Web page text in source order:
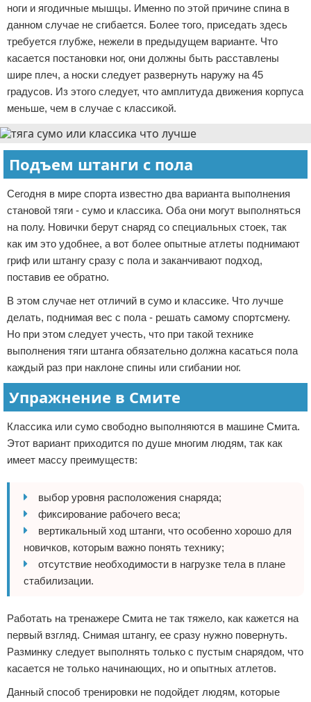
ноги и ягодичные мышцы. Именно по этой причине спина в
данном случае не сгибается. Более того, приседать здесь
требуется глубже, нежели в предыдущем варианте. Что
касается постановки ног, они должны быть расставлены
шире плеч, а носки следует развернуть наружу на 45
градусов. Из этого следует, что амплитуда движения корпуса
меньше, чем в случае с классикой.
Подъем штанги с пола
Сегодня в мире спорта известно два варианта выполнения
становой тяги - сумо и классика. Оба они могут выполняться
на полу. Новички берут снаряд со специальных стоек, так
как им это удобнее, а вот более опытные атлеты поднимают
гриф или штангу сразу с пола и заканчивают подход,
поставив ее обратно.
В этом случае нет отличий в сумо и классике. Что лучше
делать, поднимая вес с пола - решать самому спортсмену.
Но при этом следует учесть, что при такой технике
выполнения тяги штанга обязательно должна касаться пола
каждый раз при наклоне спины или сгибании ног.
Упражнение в Смите
Классика или сумо свободно выполняются в машине Смита.
Этот вариант приходится по душе многим людям, так как
имеет массу преимуществ:
выбор уровня расположения снаряда;
фиксирование рабочего веса;
вертикальный ход штанги, что особенно хорошо для
новичков, которым важно понять технику;
отсутствие необходимости в нагрузке тела в плане
стабилизации.
Работать на тренажере Смита не так тяжело, как кажется на
первый взгляд. Снимая штангу, ее сразу нужно повернуть.
Разминку следует выполнять только с пустым снарядом, что
касается не только начинающих, но и опытных атлетов.
Данный способ тренировки не подойдет людям, которые